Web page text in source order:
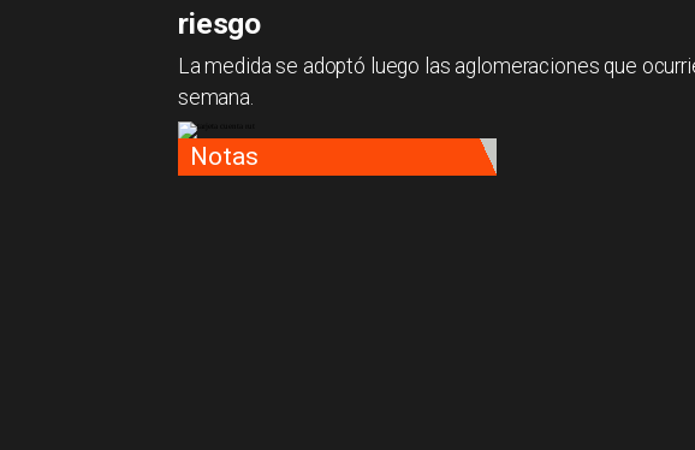
Notas
riesgo
La medida se adoptó luego las aglomeraciones que
semana.